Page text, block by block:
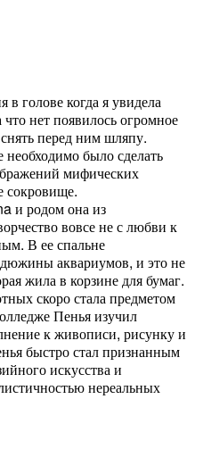
в голове когда я увидела
нет появилось огромное
перед ним шляпу.
было сделать
мифических
сокровище.
и родом она из
вовсе не с любви к
В ее спальне
аквариумов, и это не
жила в корзине для бумаг.
скоро стала предметом
Пенья изучил
к живописи, рисунку и
быстро стал признанным
искусства и
нереальных